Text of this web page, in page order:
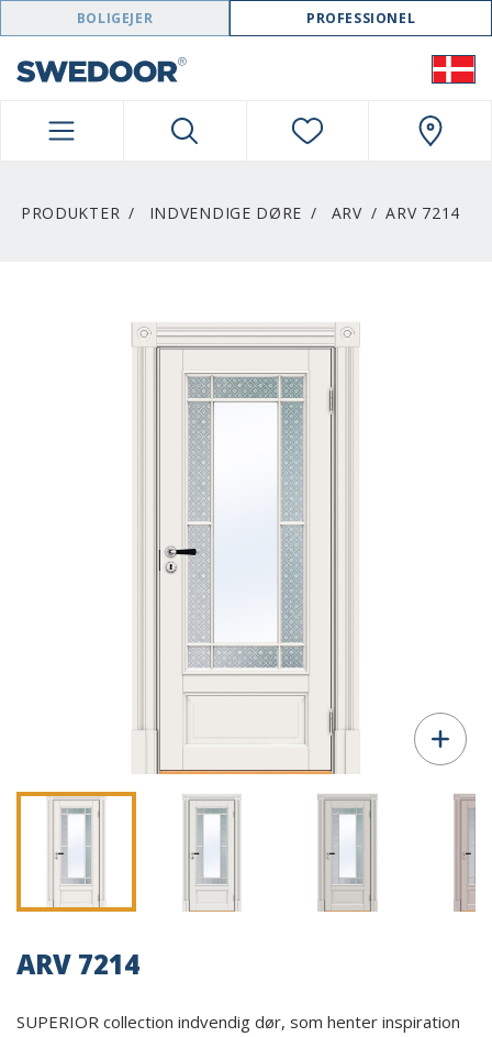
SWEDOOR NAVIGATION
BOLIGEJER PROFESSIONEL
PRODUKTER INDVENDIGE DØRE ARV ARV 7214
ARV 7214
SUPERIOR collection indvendig dør, som henter inspiration